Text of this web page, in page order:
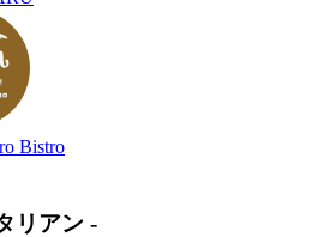
リアン -